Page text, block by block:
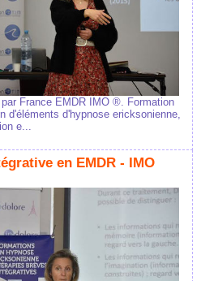
France EMDR IMO ®. Formation
d'éléments d'hypnose ericksonienne,
e...
en EMDR - IMO